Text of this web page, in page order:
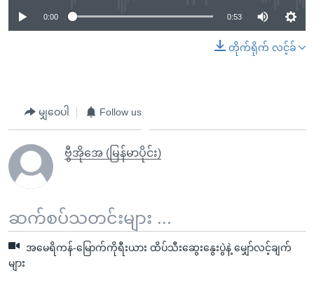
0:00 0:53
တိုက်ရိုက် လင့်ခ်
မျှဝေပါ Follow us
ဗွီအိုအေ (မြန်မာပိုင်း)
ဆက်စပ်သတင်းများ ...
အမေရိကန်-မြောက်ကိုရီးယား ထိပ်သီးဆွေးနွေးပွဲနဲ့ မျှော်လင့်ချက်
များ